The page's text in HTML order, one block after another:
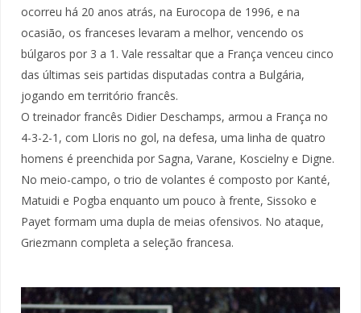
ocorreu há 20 anos atrás, na Eurocopa de 1996, e na
ocasião, os franceses levaram a melhor, vencendo os
búlgaros por 3 a 1. Vale ressaltar que a França venceu cinco
das últimas seis partidas disputadas contra a Bulgária,
jogando em território francês.
O treinador francês Didier Deschamps, armou a França no
4-3-2-1, com Lloris no gol, na defesa, uma linha de quatro
homens é preenchida por Sagna, Varane, Koscielny e Digne.
No meio-campo, o trio de volantes é composto por Kanté,
Matuidi e Pogba enquanto um pouco à frente, Sissoko e
Payet formam uma dupla de meias ofensivos. No ataque,
Griezmann completa a seleção francesa.